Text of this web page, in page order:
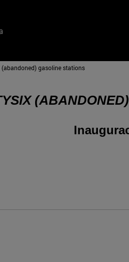
(abandoned) gasoline stations